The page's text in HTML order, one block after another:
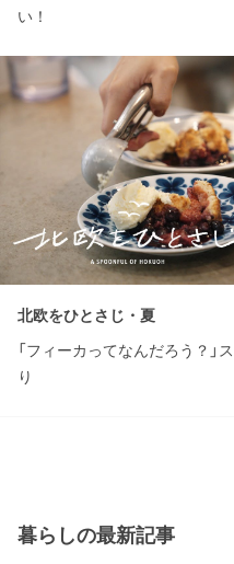
い！
北欧をひとさじ・夏
「フィーカってなんだろう？」
り
暮らしの最新記事